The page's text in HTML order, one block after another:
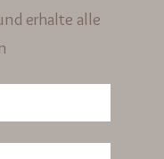
erhalte alle